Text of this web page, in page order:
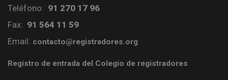
Teléfono: 91 270 17 96
Fax: 91 564 11 59
Email: contacto@registradores.org
Registro de entrada del Colegio de registradores